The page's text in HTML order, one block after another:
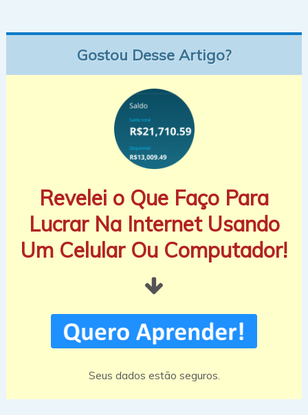
Gostou Desse Artigo?
Revelei o Que Faço Para
Lucrar Na Internet Usando
Um Celular Ou Computador!
Seus dados estão seguros.